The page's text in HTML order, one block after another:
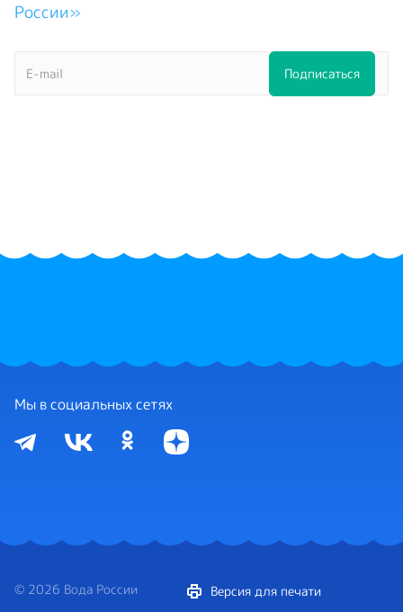
России»
Мы в социальных сетях
© 2026 Вода России Версия для печати